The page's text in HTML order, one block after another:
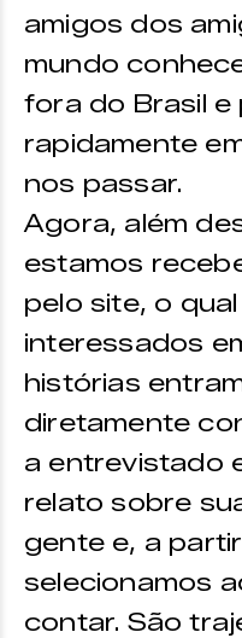
amigos dos
mundo
fora do Brasil e
rapidamente
nos passar.
Agora, além
estamos
pelo site, o
interessados
histórias
diretamente
a entrevistado
relato sobre
gente e, a
selecionamos
contar. São